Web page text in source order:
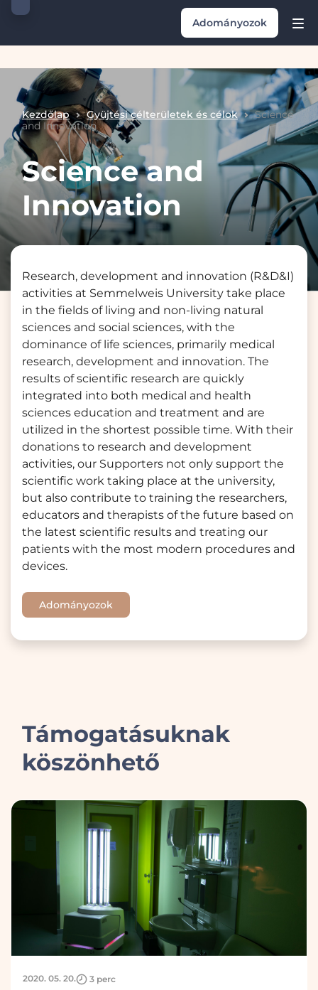
Adományozok
Kezdőlap Gyüjtési célterületek és célok
Science
and Innovation
Science and
Innovation
Research, development and innovation (R&D&I)
activities at Semmelweis University take place
in the fields of living and non-living natural
sciences and social sciences, with the
dominance of life sciences, primarily medical
research, development and innovation. The
results of scientific research are quickly
integrated into both medical and health
sciences education and treatment and are
utilized in the shortest possible time. With their
donations to research and development
activities, our Supporters not only support the
scientific work taking place at the university,
but also contribute to training the researchers,
educators and therapists of the future based on
the latest scientific results and treating our
patients with the most modern procedures and
devices.
Adományozok
Támogatásuknak
köszönhető
2020. 05. 20. 3 perc